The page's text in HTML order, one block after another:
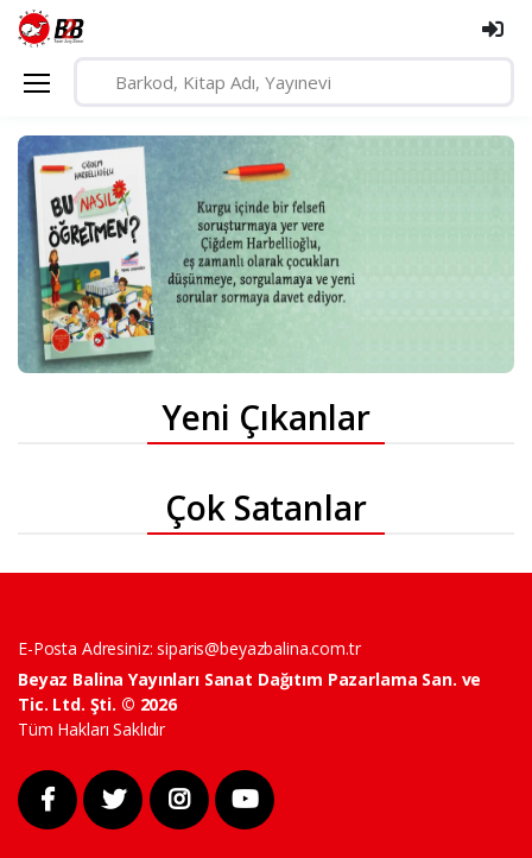
Yeni Çıkanlar
Çok Satanlar
E-Posta Adresiniz:siparis@beyazbalina.com.tr
Beyaz Balina Yayınları Sanat Dağıtım Pazarlama San. ve
Tic. Ltd. Şti. © 2026
Tüm Hakları Saklıdır